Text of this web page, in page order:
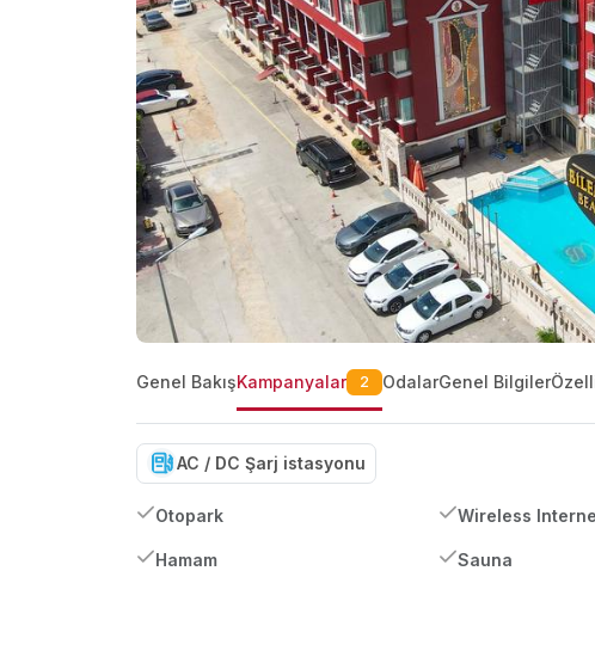
Genel BakışKampanyalar 2 OdalarGenel Bilgiler
AC / DC Şarj istasyonu
Otopark Wireless
Hamam Sauna